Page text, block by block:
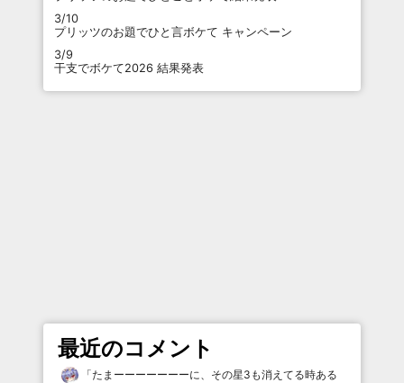
3/10
プリッツのお題でひと言ボケて キャンペーン
3/9
干支でボケて2026 結果発表
最近のコメント
「たまーーーーーーーに、その星3も消えてる時ある